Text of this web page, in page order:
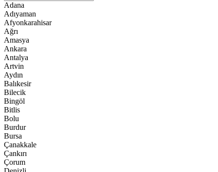
Adana
Adıyaman
Afyonkarahisar
Ağrı
Amasya
Ankara
Antalya
Artvin
Aydın
Balıkesir
Bilecik
Bingöl
Bitlis
Bolu
Burdur
Bursa
Çanakkale
Çankırı
Çorum